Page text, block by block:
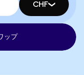
CHF
ップ